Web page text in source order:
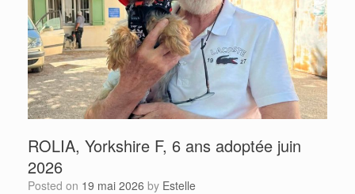
ROLIA, Yorkshire F, 6 ans adoptée juin
2026
Posted on 19 mai 2026 by Estelle